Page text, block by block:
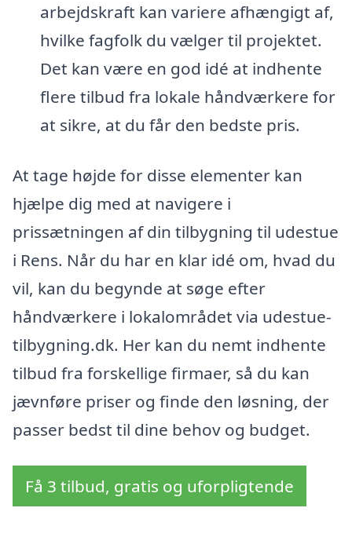
arbejdskraft kan variere afhængigt af,
hvilke fagfolk du vælger til projektet.
Det kan være en god idé at indhente
flere tilbud fra lokale håndværkere for
at sikre, at du får den bedste pris.
At tage højde for disse elementer kan
hjælpe dig med at navigere i
prissætningen af din tilbygning til udestue
i Rens. Når du har en klar idé om, hvad du
vil, kan du begynde at søge efter
håndværkere i lokalområdet via udestue-
tilbygning.dk. Her kan du nemt indhente
tilbud fra forskellige firmaer, så du kan
jævnføre priser og finde den løsning, der
passer bedst til dine behov og budget.
Få 3 tilbud, gratis og uforpligtende